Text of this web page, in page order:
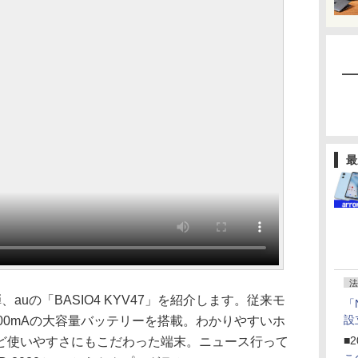
設
auの「BASIO4 KYV47」を紹介します。従来モ
の大容量バッテリーを搭載。わかりやすいホ
いやすさにもこだわった端末。ニュース行って